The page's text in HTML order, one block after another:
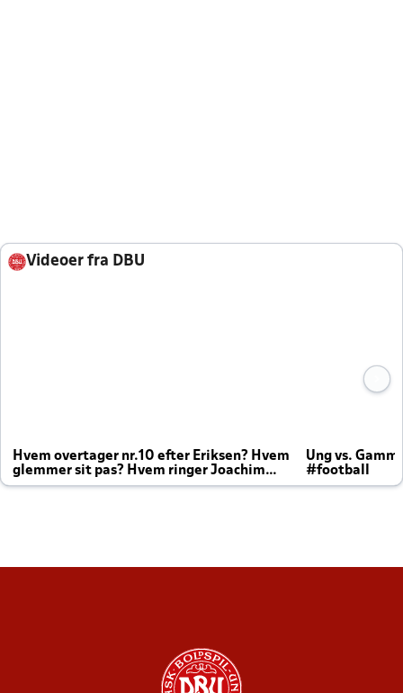
Videoer fra DBU
Hvem overtager nr.10 efter Eriksen? Hvem
glemmer sit pas? Hvem ringer Joachim
altid til efter kampe?
Ung vs.
#football